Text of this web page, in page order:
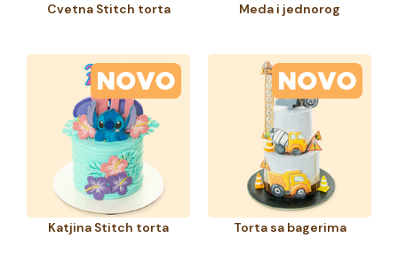
Cvetna Stitch torta Meda i jednorog
Katjina Stitch torta Torta sa bagerima